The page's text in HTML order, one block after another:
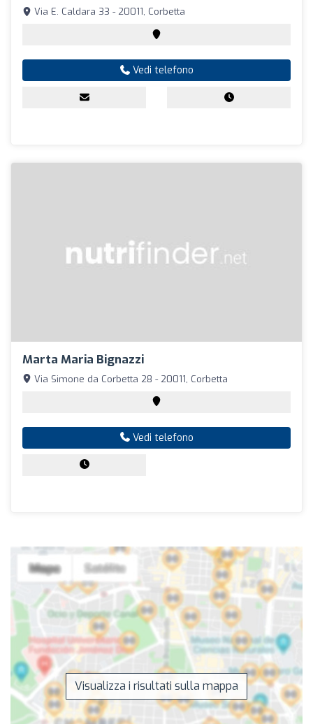
Via E. Caldara 33 - 20011, Corbetta
Vedi telefono
Marta Maria Bignazzi
Via Simone da Corbetta 28 - 20011, Corbetta
Vedi telefono
Visualizza i risultati sulla mappa